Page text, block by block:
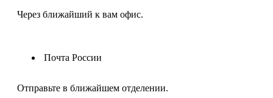
Через ближайший к вам офис.
Почта России
Отправьте в ближайшем отделении.